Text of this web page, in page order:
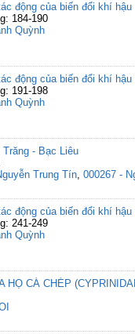
động của biến đổi khí
184-190
Quỳnh
động của biến đổi khí
191-198
Quỳnh
- Bạc Liêu
Trung Tín, 000267 -
động của biến đổi khí
241-249
Quỳnh
HỌ CÁ CHÉP